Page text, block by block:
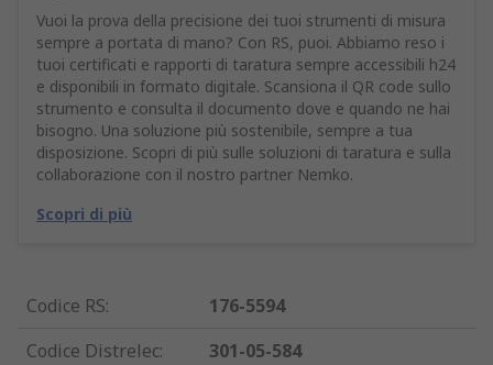
Vuoi la prova della precisione dei tuoi strumenti di misura
sempre a portata di mano? Con RS, puoi. Abbiamo reso i
tuoi certificati e rapporti di taratura sempre accessibili h24
e disponibili in formato digitale. Scansiona il QR code sullo
strumento e consulta il documento dove e quando ne hai
bisogno. Una soluzione più sostenibile, sempre a tua
disposizione. Scopri di più sulle soluzioni di taratura e sulla
collaborazione con il nostro partner Nemko.
Scopri di più
Codice RS:
176-5594
Codice Distrelec:
301-05-584